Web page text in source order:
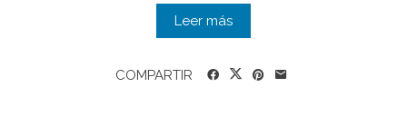
Leer más
COMPARTIR